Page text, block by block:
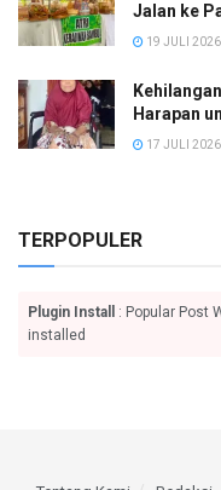
Jalan ke
19 JULI 2026
Harapan
17 JULI 2026
TERPOPULER
Plugin Install
: Popular Post
installed